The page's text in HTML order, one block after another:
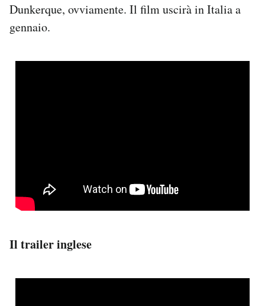
Newsletter
Notifiche mobile
Dunkerque, ovviamente. Il film uscirà in Italia a
gennaio.
Il trailer inglese